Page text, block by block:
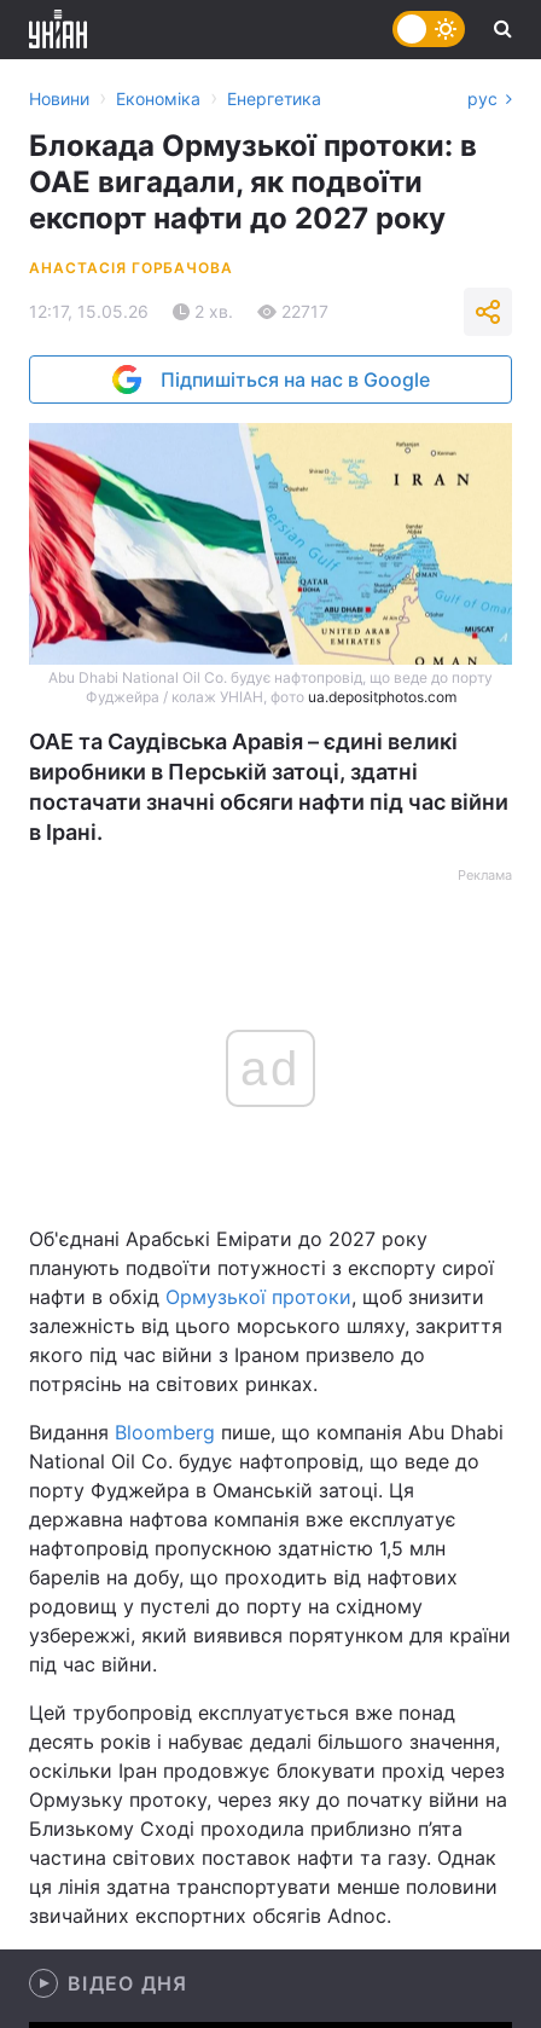
Україна Політика
Економіка Світ
Техно і зв'язок Лайт
Зброя Інциденти
Здоров'я Туризм
Цікавинки Погода
Екологія Регіони
Лонгріди
Відео з Youtube Статті
Архів Вакансії
Контакти
Послуги
Новини › Економіка › Енергетика рус
Блокада Ормузької протоки: в
ОАЕ вигадали, як подвоїти
експорт нафти до 2027 року
АНАСТАСІЯ ГОРБАЧОВА
12:17, 15.05.26 2 хв. 22717
Підпишіться на нас в Google
Abu Dhabi National Oil Co. будує нафтопровід, що веде до порту
Фуджейра / колаж УНІАН, фото ua.depositphotos.com
ОАЕ та Саудівська Аравія – єдині великі
виробники в Перській затоці, здатні
постачати значні обсяги нафти під час війни
в Ірані.
Реклама
ad
Об'єднані Арабські Емірати до 2027 року
планують подвоїти потужності з експорту сирої
нафти в обхід Ормузької протоки, щоб знизити
залежність від цього морського шляху, закриття
якого під час війни з Іраном призвело до
потрясінь на світових ринках.
Видання Bloomberg пише, що компанія Abu Dhabi
National Oil Co. будує нафтопровід, що веде до
порту Фуджейра в Оманській затоці. Ця
державна нафтова компанія вже експлуатує
нафтопровід пропускною здатністю 1,5 млн
барелів на добу, що проходить від нафтових
родовищ у пустелі до порту на східному
узбережжі, який виявився порятунком для країни
під час війни.
Цей трубопровід експлуатується вже понад
десять років і набуває дедалі більшого значення,
оскільки Іран продовжує блокувати прохід через
Ормузьку протоку, через яку до початку війни на
Близькому Сході проходила приблизно п’ята
частина світових поставок нафти та газу. Однак
ця лінія здатна транспортувати менше половини
звичайних експортних обсягів Adnoc.
ВІДЕО ДНЯ